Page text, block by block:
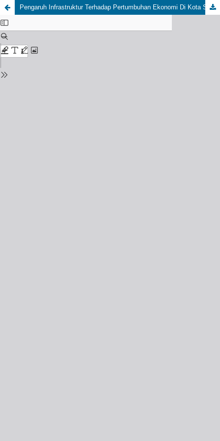
Pengaruh Infrastruktur Terhadap Pertumbuhan Ekonomi Di Kota Subulussalam